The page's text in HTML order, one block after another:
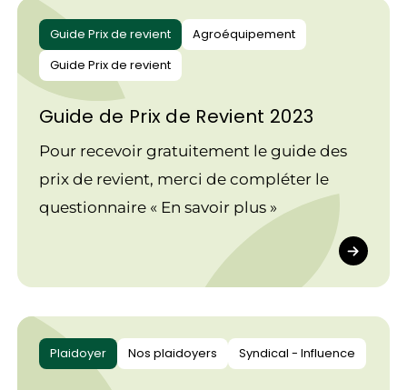
Guide Prix de revient
Agroéquipement
Guide Prix de revient
Guide de Prix de Revient 2023
Pour recevoir gratuitement le guide des
prix de revient, merci de compléter le
questionnaire « En savoir plus »
Plaidoyer Nos plaidoyers Syndical - Influence